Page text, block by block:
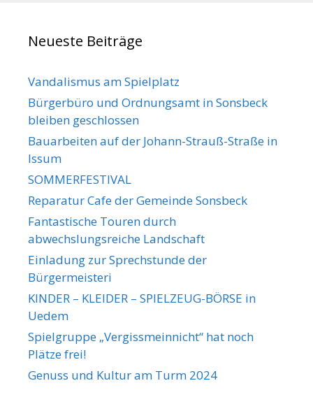
Neueste Beiträge
Vandalismus am Spielplatz
Bürgerbüro und Ordnungsamt in Sonsbeck
bleiben geschlossen
Bauarbeiten auf der Johann-Strauß-Straße in
Issum
SOMMERFESTIVAL
Reparatur Cafe der Gemeinde Sonsbeck
Fantastische Touren durch
abwechslungsreiche Landschaft
Einladung zur Sprechstunde der
Bürgermeisteri
KINDER – KLEIDER – SPIELZEUG-BÖRSE in
Uedem
Spielgruppe „Vergissmeinnicht“ hat noch
Plätze frei!
Genuss und Kultur am Turm 2024